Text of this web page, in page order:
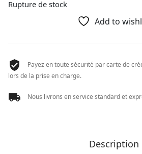
Rupture de stock
Add to
Payez en toute sécurité par carte de
lors de la prise en charge.
Nous livrons en service standard et
Description